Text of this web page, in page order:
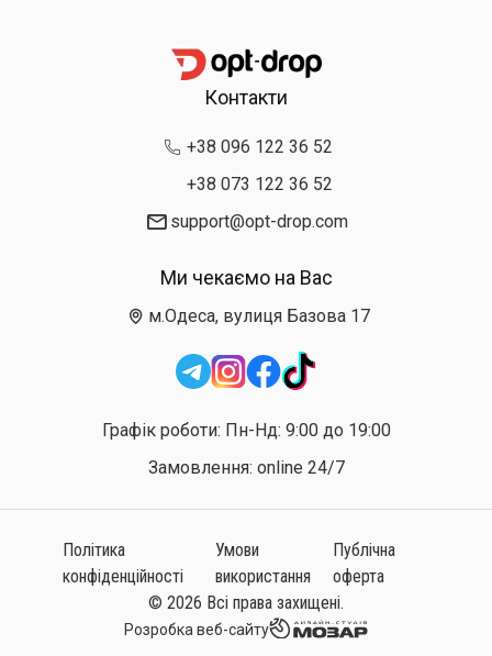
Контакти
+38 096 122 36 52
+38 073 122 36 52
support@opt-drop.com
Ми чекаємо на Вас
м.Одеса, вулиця Базова 17
Графік роботи: Пн-Нд: 9:00 до 19:00
Замовлення: online 24/7
Політика
конфіденційності
Умови
використання
Публічна
оферта
© 2026 Всі права захищені.
Розробка веб-сайту